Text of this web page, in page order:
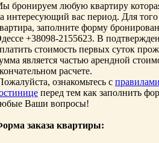
бронируем любую квартиру
интересующий вас период. Для того
заполните форму
+38098-2155623. В
стоимость первых суток
является частью арендной
расчете.
ознакомьтесь с
перед тем как заполнить
Ваши вопросы!
заказа квартиры: